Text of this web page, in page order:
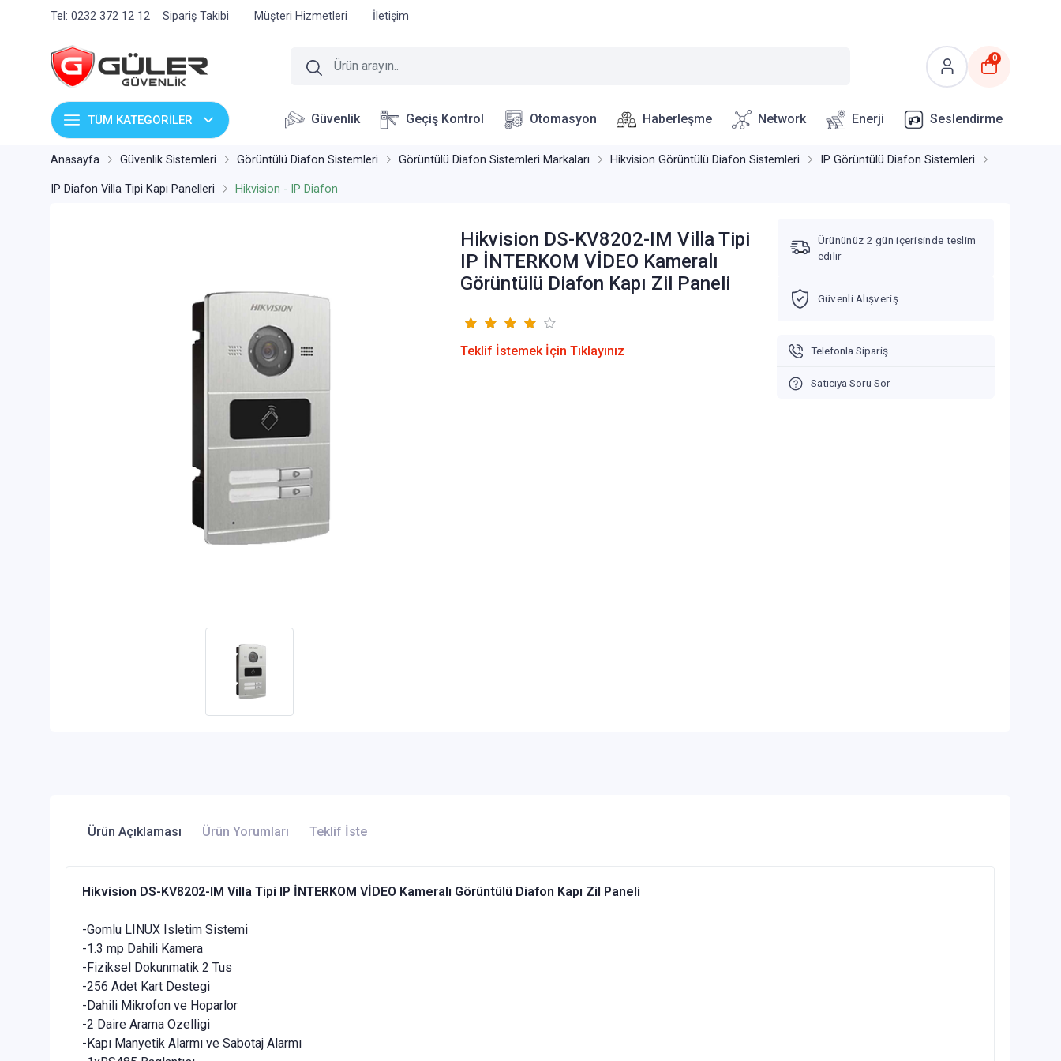
Tel: 0232 372 12 12 Sipariş Takibi Müşteri Hizmetleri İletişim
0
TÜM KATEGORİLER Güvenlik Geçiş Kontrol Otomasyon Haberleşme Network Enerji Seslendirme
Anasayfa Güvenlik Sistemleri Görüntülü Diafon Sistemleri Görüntülü Diafon Sistemleri Markaları Hikvision Görüntülü Diafon Sistemleri IP Görüntülü Diafon Sistemleri
IP Diafon Villa Tipi Kapı Panelleri Hikvision - IP Diafon
Hikvision DS-KV8202-IM Villa Tipi
IP İNTERKOM VİDEO Kameralı
Görüntülü Diafon Kapı Zil Paneli
Teklif İstemek İçin Tıklayınız
Ürününüz 2 gün içerisinde teslim
edilir
Güvenli Alışveriş
Telefonla Sipariş
Satıcıya Soru Sor
Ürün Açıklaması Ürün Yorumları Teklif İste
Hikvision DS-KV8202-IM Villa Tipi IP İNTERKOM VİDEO Kameralı Görüntülü Diafon Kapı Zil Paneli
-Gomlu LINUX Isletim Sistemi
-1.3 mp Dahili Kamera
-Fiziksel Dokunmatik 2 Tus
-256 Adet Kart Destegi
-Dahili Mikrofon ve Hoparlor
-2 Daire Arama Ozelligi
-Kapı Manyetik Alarmı ve Sabotaj Alarmı